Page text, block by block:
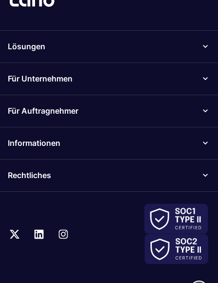
Lösungen
Für Unternehmen
Für Auftragnehmer
Informationen
Rechtliches